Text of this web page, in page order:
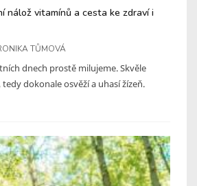
nálož vitamínů a cesta ke zdraví i
TŮMOVÁ
dnech prostě milujeme. Skvěle
dokonale osvěží a uhasí žízeň.